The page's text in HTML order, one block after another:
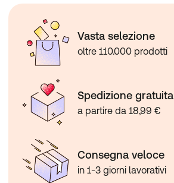
Vasta selezione
oltre 110.000 prodotti
Spedizione gratuita
a partire da 18,99 €
Consegna veloce
in 1-3 giorni lavorativi